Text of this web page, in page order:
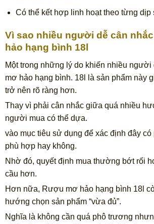
Có thể kết hợp linh hoạt theo từng dịp
Vì sao nhiều người dễ cân
hảo hạng bình 18l
Một trong những lý do khiến nhiều
mơ hảo hạng bình. 18l là sản phẩm này
trở nên rõ ràng hơn.
Thay vì phải cân nhắc giữa quá nhiều
người mua có thể dựa.
vào mục tiêu sử dụng để xác định đây
phù hợp hay không.
Nhờ đó, quyết định mua thường bớt rối
cầu hơn.
Hơn nữa, Rượu mơ hảo hạng bình 18l
hướng chọn sản phẩm “vừa đủ”.
Nghĩa là không cần quá phô trương